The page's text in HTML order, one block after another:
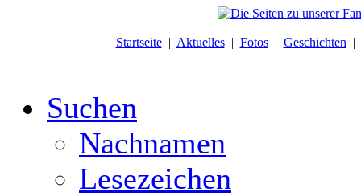
Startseite| Aktuelles| Fotos| Geschichten |
Suchen
Nachnamen
Lesezeichen